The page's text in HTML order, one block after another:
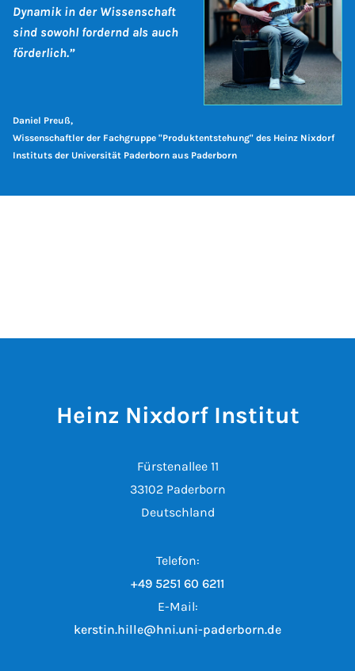
Dynamik in der Wissenschaft
sind sowohl fordernd als auch
förderlich.”
Daniel Preuß,
Wissenschaftler der Fachgruppe "Produktentstehung" des Heinz Nixdorf
Instituts der Universität Paderborn aus Paderborn
Heinz Nixdorf Institut
Fürstenallee 11
33102 Paderborn
Deutschland
Telefon:
+49 5251 60 6211
E-Mail:
kerstin.hille@hni.uni-paderborn.de